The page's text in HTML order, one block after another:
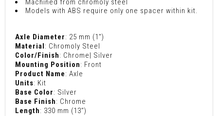
Machined from chromoly steel
Models with ABS require only one spacer within kit.
Axle Diameter: 25 mm (1")
Material: Chromoly Steel
Color/Finish: Chrome| Silver
Mounting Position: Front
Product Name: Axle
Units: Kit
Base Color: Silver
Base Finish: Chrome
Length: 330 mm (13")